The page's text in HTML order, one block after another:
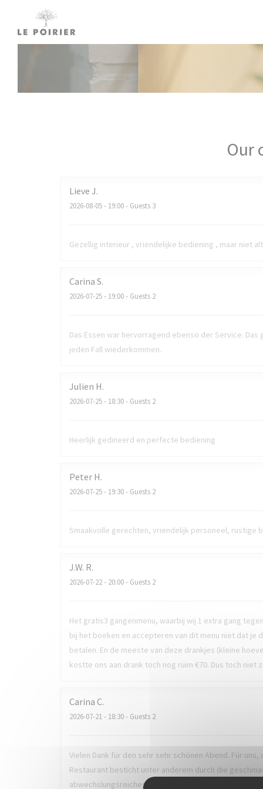
Personalizing your cookie choices
Our
Lieve J
2026-08-05- 19:00 - Guests 3
Gezellig interieur , vriendelijke bediening , maar niet
Carina S
2026-07-25- 19:00 - Guests 2
Das Essen war hervorragend ebenso der Service.
jeden Fall wiederkommen.
Julien H
2026-07-25- 18:30 - Guests 2
Heerlijk gedineerd en perfecte bediening
Peter H
2026-07-25- 19:30 - Guests 2
Smaakvolle gerechten, vriendelijk personeel, rustige
J.W. R
2026-07-22- 20:00 - Guests 2
Het gratis3 gangenmenu, waarbij wij 1 extra gang
bij het boeken en accepteren van dit menu niet dat
betalen. En de meeste van deze drankjes (kleine
kostte ons aan drank toch nog ruim €70. Dus toch niet
Carina C
2026-07-21- 18:30 - Guests 2
Vielen Dank für den sehr sehr schönen Abend. Für
Restaurant besticht unter anderem durch die
abwechslungsreiches Menü, Regionale Produkte und